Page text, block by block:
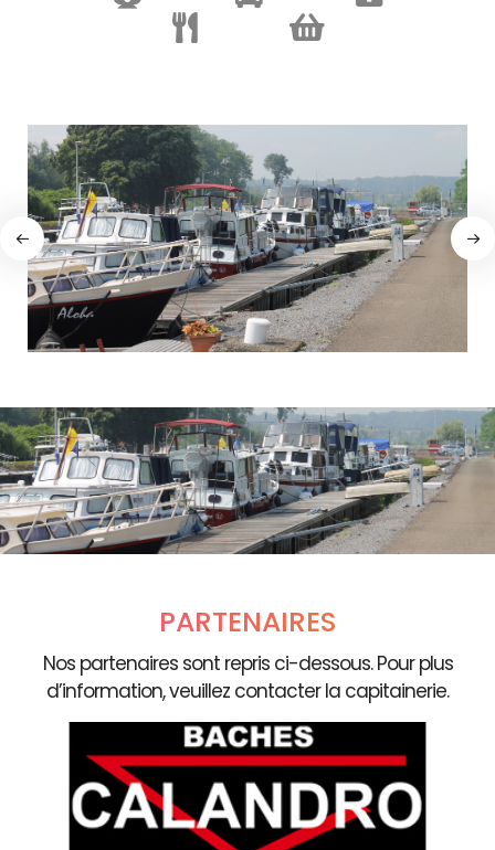
PARTENAIRES
Nos partenaires sont repris ci-dessous. Pour plus
d’information, veuillez contacter la capitainerie.